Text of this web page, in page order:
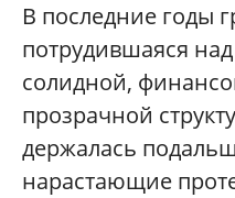
В последние годы
потрудившаяся
солидной,
прозрачной
держалась
нарастающие